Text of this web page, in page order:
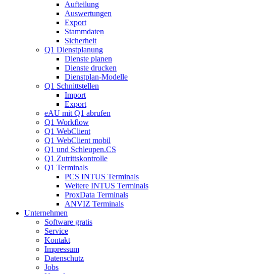
Aufteilung
Auswertungen
Export
Stammdaten
Sicherheit
Q1 Dienstplanung
Dienste planen
Dienste drucken
Dienstplan-Modelle
Q1 Schnittstellen
Import
Export
eAU mit Q1 abrufen
Q1 Workflow
Q1 WebClient
Q1 WebClient mobil
Q1 und Schleupen.CS
Q1 Zutrittskontrolle
Q1 Terminals
PCS INTUS Terminals
Weitere INTUS Terminals
ProxData Terminals
ANVIZ Terminals
Unternehmen
Software gratis
Service
Kontakt
Impressum
Datenschutz
Jobs